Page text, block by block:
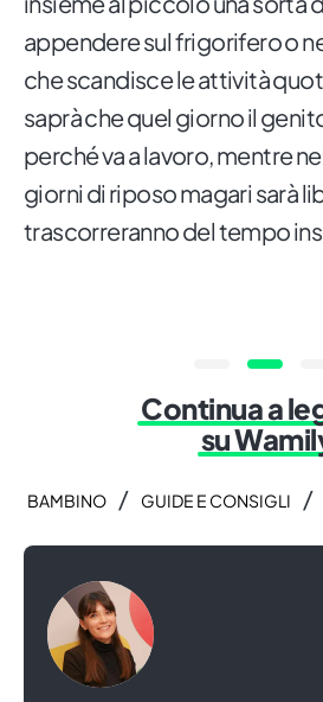
appendere sul frigorifero o
che scandisce le attività
saprà che quel giorno il
perché va a lavoro, mentre
giorni di riposo magari sarà
trascorreranno del tempo
Continua a
su
BAMBINO / GUIDE E CONSIGLI /